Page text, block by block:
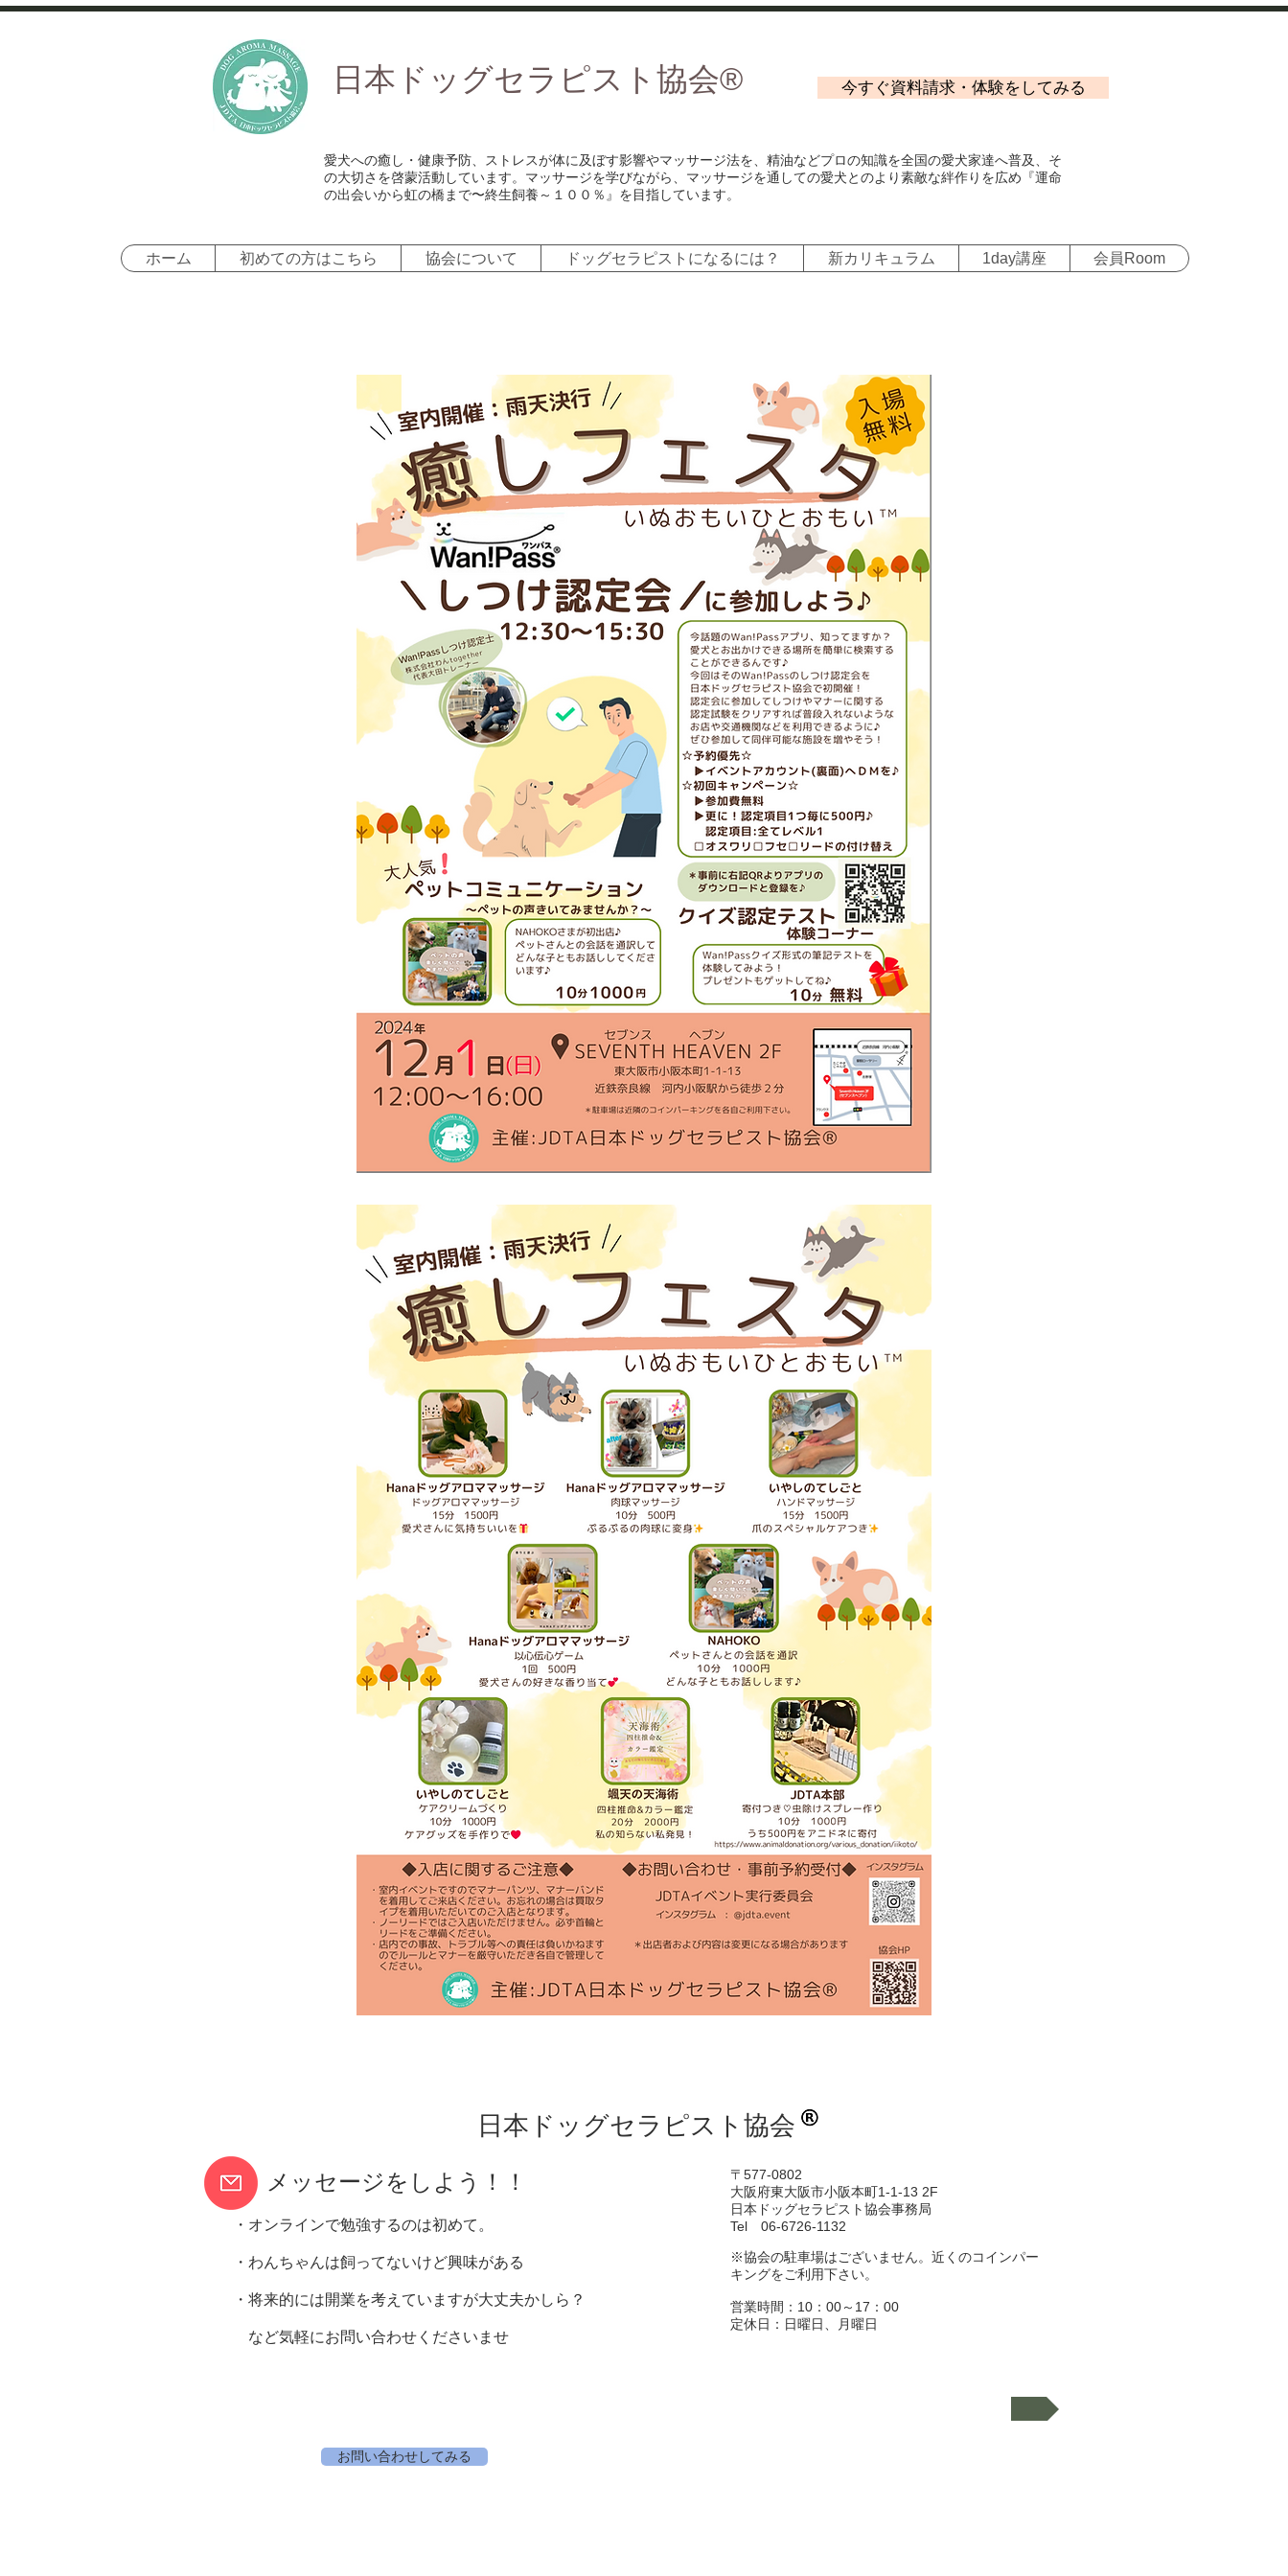
​日本ドッグセラピスト協会®︎ 今すぐ資料請求・体験をしてみる
愛犬への癒し・健康予防、ストレスが体に及ぼす影響やマッサージ法を、精油などプロの知識を全国の愛犬家達へ普及、そ
の大切さを啓蒙活動しています。マッサージを学びながら、マッサージを通しての愛犬とのより素敵な絆作りを広め『運命
の出会いから虹の橋まで〜終生飼養～１００％』を目指しています。
ホーム 初めての方はこちら 協会について ドッグセラピストになるには？ 新カリキュラム 1day講座 会員Room
日本ドッグセラピスト協会
メッセージをしよう！！
・オンラインで勉強するのは初めて。
・わんちゃんは飼ってないけど興味がある
・将来的には開業を考えていますが大丈夫かしら？
など気軽にお問い合わせくださいませ
〒577-0802
大阪府東大阪市小阪本町1-1-13 2F
日本ドッグセラピスト協会事務局
Tel 06-6726-1132
※協会の駐車場はございません。近くのコインパー
キングをご利用下さい。
営業時間：10：00～17：00
定休日：日曜日、月曜日
お問い合わせしてみる